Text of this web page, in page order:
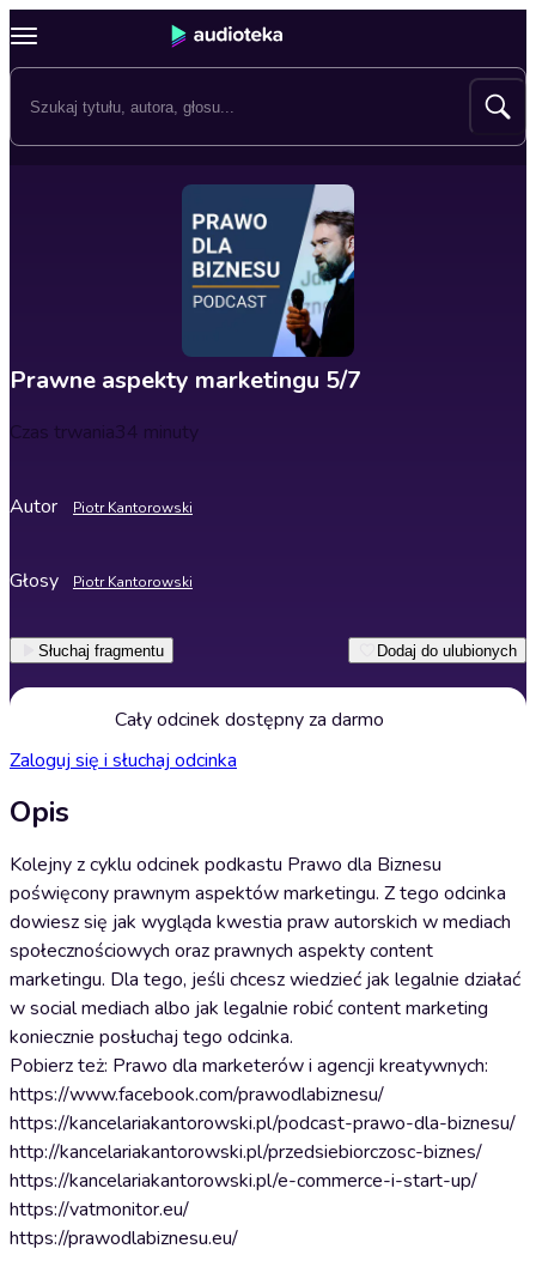
Prawne aspekty marketingu 5/7
Czas trwania34 minuty
Autor Piotr Kantorowski
Głosy Piotr Kantorowski
Słuchaj fragmentu Dodaj do ulubionych
Cały odcinek dostępny za darmo
Zaloguj się i słuchaj odcinka
Opis
Kolejny z cyklu odcinek podkastu Prawo dla Biznesu
poświęcony prawnym aspektów marketingu. Z tego odcinka
dowiesz się jak wygląda kwestia praw autorskich w mediach
społecznościowych oraz prawnych aspekty content
marketingu. Dla tego, jeśli chcesz wiedzieć jak legalnie działać
w social mediach albo jak legalnie robić content marketing
koniecznie posłuchaj tego odcinka.
Pobierz też: Prawo dla marketerów i agencji kreatywnych:
https://www.facebook.com/prawodlabiznesu/
https://kancelariakantorowski.pl/podcast-prawo-dla-biznesu/
http://kancelariakantorowski.pl/przedsiebiorczosc-biznes/
https://kancelariakantorowski.pl/e-commerce-i-start-up/
https://vatmonitor.eu/
https://prawodlabiznesu.eu/